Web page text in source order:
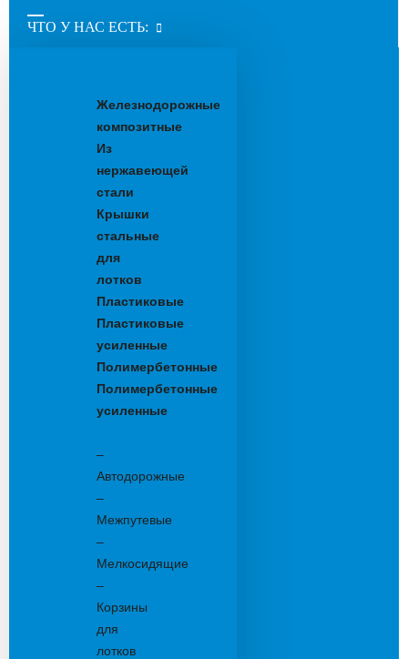
ЧТО У НАС ЕСТЬ:
Железнодорожные
композитные
Из
нержавеющей
стали
Крышки
стальные
для
лотков
Пластиковые
Пластиковые
усиленные
Полимербетонные
Полимербетонные
усиленные
–
Автодорожные
–
Межпутевые
–
Мелкосидящие
–
Корзины
для
лотков